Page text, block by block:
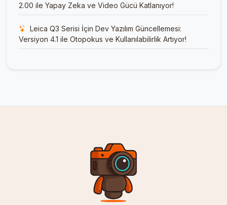
2.00 ile Yapay Zeka ve Video Gücü Katlanıyor!
Leica Q3 Serisi İçin Dev Yazılım Güncellemesi:
Versiyon 4.1 ile Otopokus ve Kullanılabilirlik Artıyor!